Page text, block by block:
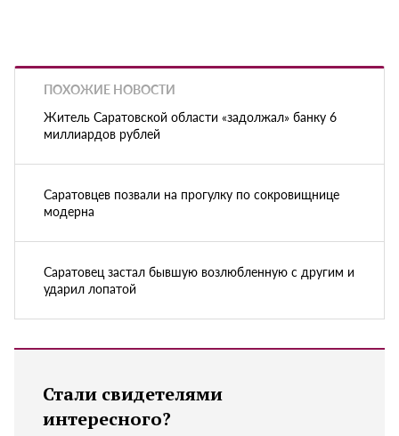
ПОХОЖИЕ НОВОСТИ
Житель Саратовской области «задолжал» банку 6
миллиардов рублей
Саратовцев позвали на прогулку по сокровищнице
модерна
Саратовец застал бывшую возлюбленную с другим и
ударил лопатой
Стали свидетелями
интересного?